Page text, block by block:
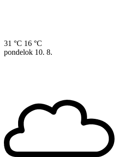
31 °C 16 °C
pondelok 10. 8.